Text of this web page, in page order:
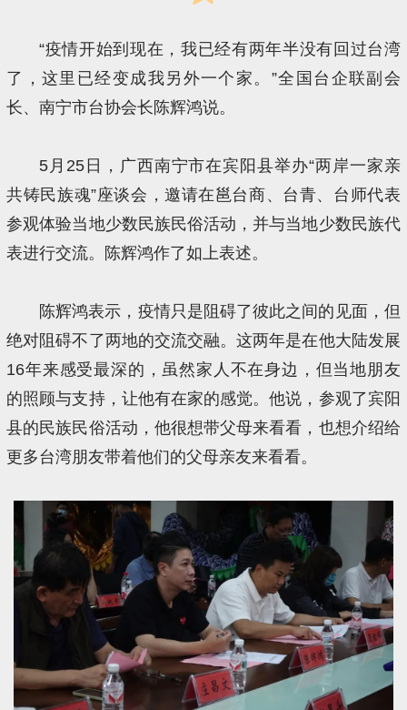
“疫情开始到现在，我已经有两年半没有回过台湾
了，这里已经变成我另外一个家。”全国台企联副会
长、南宁市台协会长陈辉鸿说。
5月25日，广西南宁市在宾阳县举办“两岸一家亲
共铸民族魂”座谈会，邀请在邕台商、台青、台师代表
参观体验当地少数民族民俗活动，并与当地少数民族代
表进行交流。陈辉鸿作了如上表述。
陈辉鸿表示，疫情只是阻碍了彼此之间的见面，但
绝对阻碍不了两地的交流交融。这两年是在他大陆发展
16年来感受最深的，虽然家人不在身边，但当地朋友
的照顾与支持，让他有在家的感觉。他说，参观了宾阳
县的民族民俗活动，他很想带父母来看看，也想介绍给
更多台湾朋友带着他们的父母亲友来看看。